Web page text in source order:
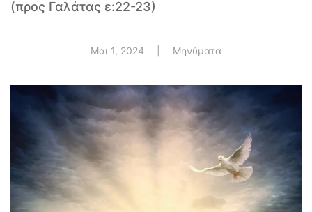
(προς Γαλάτας ε:22-23)
Μάι 1, 2024 Μηνύματα